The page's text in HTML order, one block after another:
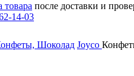
товара после доставки и
14-03
Шоколад Joyco